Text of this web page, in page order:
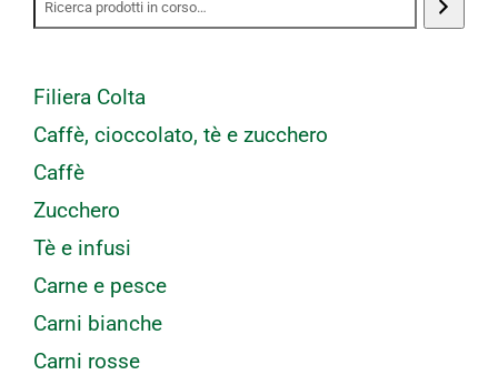
Filiera Colta
Caffè, cioccolato, tè e zucchero
Caffè
Zucchero
Tè e infusi
Carne e pesce
Carni bianche
Carni rosse